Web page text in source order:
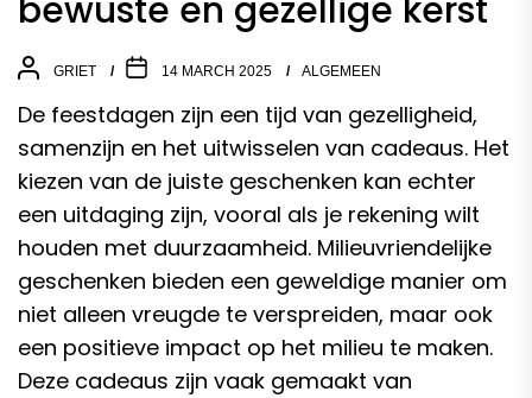
bewuste en gezellige kerst
GRIET 14 MARCH 2025 ALGEMEEN
De feestdagen zijn een tijd van gezelligheid,
samenzijn en het uitwisselen van cadeaus. Het
kiezen van de juiste geschenken kan echter
een uitdaging zijn, vooral als je rekening wilt
houden met duurzaamheid. Milieuvriendelijke
geschenken bieden een geweldige manier om
niet alleen vreugde te verspreiden, maar ook
een positieve impact op het milieu te maken.
Deze cadeaus zijn vaak gemaakt van